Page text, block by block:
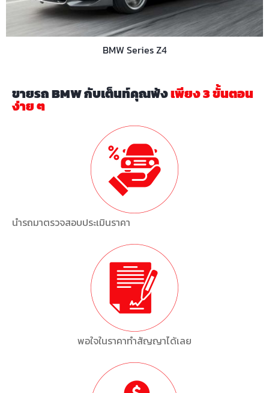
BMW Series Z4
ขายรถ BMW กับเต็นท์คุณพ้งเพียง 3 ขั้นตอน
ง่าย ๆ
นำรถมาตรวจสอบประเมินราคา
พอใจในราคาทำสัญญาได้เลย